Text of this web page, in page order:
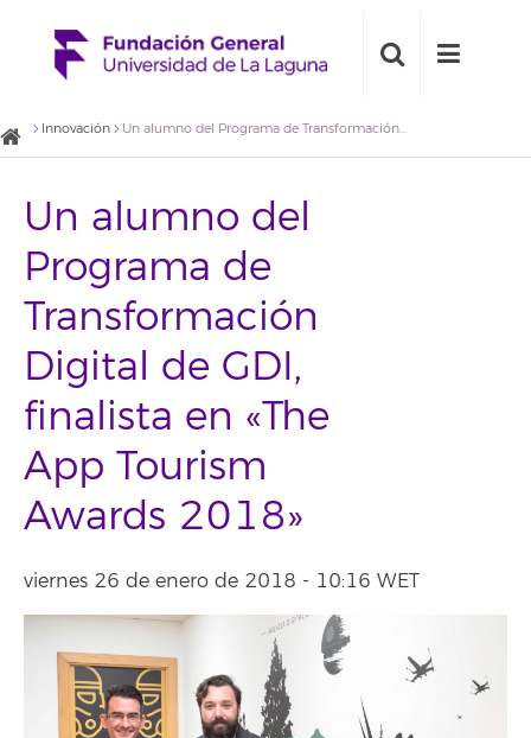
Innovación Un alumno del Programa de Transformación Digital de GDI, finalista en «The App Tourism Awards 2018»
Un alumno del
Programa de
Transformación
Digital de GDI,
finalista en «The
App Tourism
Awards 2018»
viernes 26 de enero de 2018 - 10:16 WET